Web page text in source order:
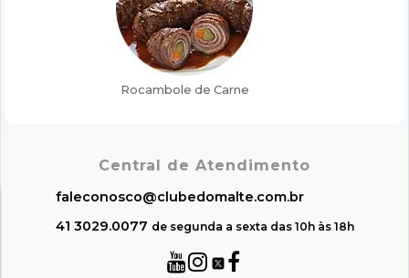
Central de Atendimento
faleconosco@clubedomalte.com.br
41 3029.0077 de segunda a sexta das 10h às 18h